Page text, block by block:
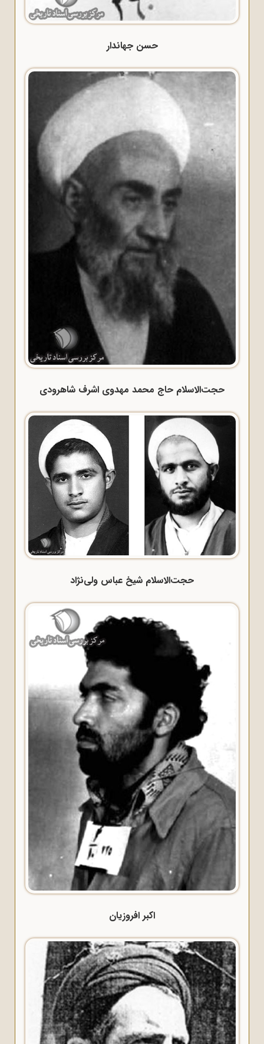
حسن جهاندار
حجت‌الاسلام حاج محمد مهدوی اشرف شاهرودی
حجت‌الاسلام شیخ عباس ولی‌نژاد
اکبر افروزیان